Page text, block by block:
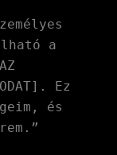
a
Ez
és